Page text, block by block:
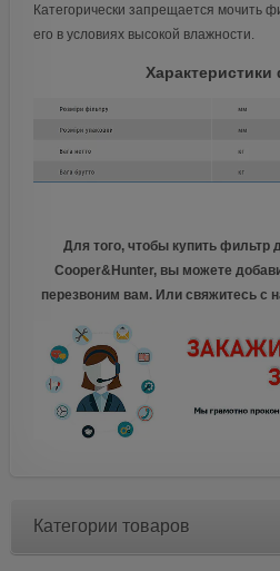
Категорически запрещается мочить
его в условиях высокой влажности.
Для того, чтобы купить фильтр
Cooper&Hunter, вы можете
перезвоним вам. Или свяжитесь с
Категории товаров